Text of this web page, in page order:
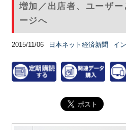
増加／出店者、ユーザ
ージへ
2015/11/06 日本ネット経済新聞 イ